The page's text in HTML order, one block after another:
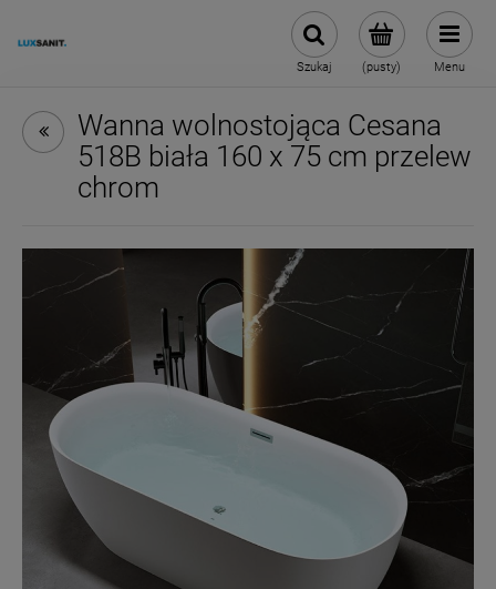
(pusty)
Szukaj Menu
Wanna wolnostojąca Cesana
518B biała 160 x 75 cm przelew
chrom